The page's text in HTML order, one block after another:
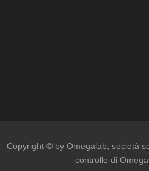
Copyright © by Omegalab, società
controllo di